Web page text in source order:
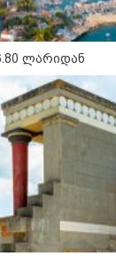
ლარიდან